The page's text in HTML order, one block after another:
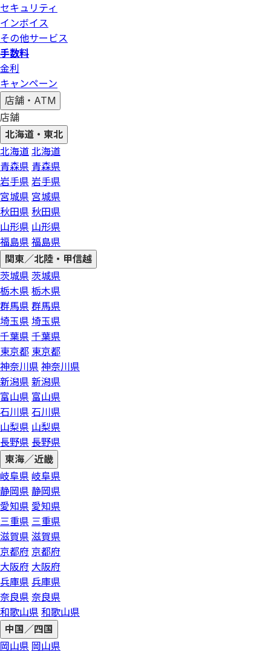
セキュリティ
インボイス
その他サービス
手数料
金利
キャンペーン
店舗・ATM
店舗
北海道・東北
北海道 北海道
青森県 青森県
岩手県 岩手県
宮城県 宮城県
秋田県 秋田県
山形県 山形県
福島県 福島県
関東／北陸・甲信越
茨城県 茨城県
栃木県 栃木県
群馬県 群馬県
埼玉県 埼玉県
千葉県 千葉県
東京都 東京都
神奈川県 神奈川県
新潟県 新潟県
富山県 富山県
石川県 石川県
山梨県 山梨県
長野県 長野県
東海／近畿
岐阜県 岐阜県
静岡県 静岡県
愛知県 愛知県
三重県 三重県
滋賀県 滋賀県
京都府 京都府
大阪府 大阪府
兵庫県 兵庫県
奈良県 奈良県
和歌山県 和歌山県
中国／四国
岡山県 岡山県